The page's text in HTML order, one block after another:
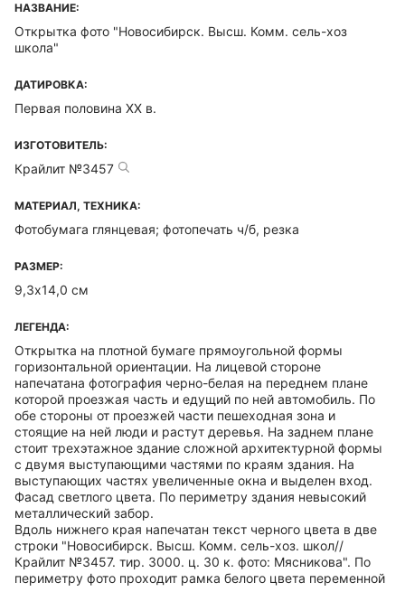
НАЗВАНИЕ:
Открытка фото "Новосибирск. Высш. Комм. сель-хоз
школа"
ДАТИРОВКА:
Первая половина XX в.
ИЗГОТОВИТЕЛЬ:
Крайлит №3457
МАТЕРИАЛ, ТЕХНИКА:
Фотобумага глянцевая; фотопечать ч/б, резка
РАЗМЕР:
9,3х14,0 см
ЛЕГЕНДА:
Открытка на плотной бумаге прямоугольной формы
горизонтальной ориентации. На лицевой стороне
напечатана фотография черно-белая на переднем плане
которой проезжая часть и едущий по ней автомобиль. По
обе стороны от проезжей части пешеходная зона и
стоящие на ней люди и растут деревья. На заднем плане
стоит трехэтажное здание сложной архитектурной формы
с двумя выступающими частями по краям здания. На
выступающих частях увеличенные окна и выделен вход.
Фасад светлого цвета. По периметру здания невысокий
металлический забор.
Вдоль нижнего края напечатан текст черного цвета в две
строки "Новосибирск. Высш. Комм. сель-хоз. школ//
Крайлит №3457. тир. 3000. ц. 30 к. фото: Мясникова". По
периметру фото проходит рамка белого цвета переменной